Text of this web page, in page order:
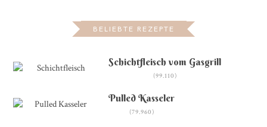
BELIEBTE REZEPTE
Schichtfleisch vom Gasgrill
(99.110)
Pulled Kasseler
(79.960)